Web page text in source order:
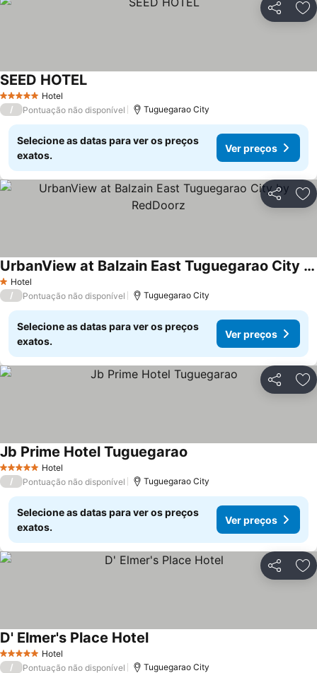
Partilhar
5 Estrelas Hotel
SEED HOTEL
/ Pontuação não disponível Tuguegarao City
Selecione as datas para ver os preços
exatos.
Ver preços
Partilhar
1 Estrelas
Hotel
UrbanView at Balzain East Tuguegarao City by RedDoorz
/ Pontuação não disponível Tuguegarao City
Selecione as datas para ver os preços
exatos.
Ver preços
Partilhar
5 Estrelas Hotel
Jb Prime Hotel Tuguegarao
/ Pontuação não disponível Tuguegarao City
Selecione as datas para ver os preços
exatos.
Ver preços
Partilhar
5 Estrelas Hotel
D' Elmer's Place Hotel
/ Pontuação não disponível Tuguegarao City